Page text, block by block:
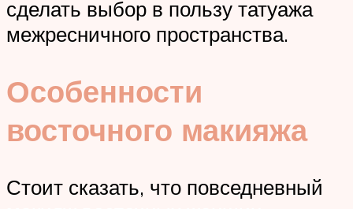
сделать выбор в пользу татуажа
межресничного пространства.
Особенности
восточного макияжа
Стоит сказать, что повседневный